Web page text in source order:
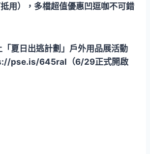
用），多檔超值優惠凹逗咖不可錯
夏日出逃計劃」戶外用品展活動
pse.is/645ral（6/29正式開啟